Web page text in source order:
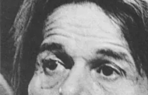
Archives
Médiathèque
Éditions
Informations
FR